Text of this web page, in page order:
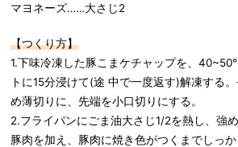
マヨネーズ……大さじ2
【つくり方】
1.下味冷凍した豚こまケチャップを、
トに15分浸けて(途 中で一度返す)解凍する
め薄切りに、先端を小口切りにする。
2.フライパンにごま油大さじ1/2を熱し、強
豚肉を加え、豚肉に焼き色がつくまでしっ